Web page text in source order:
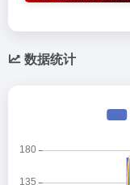
数据统计